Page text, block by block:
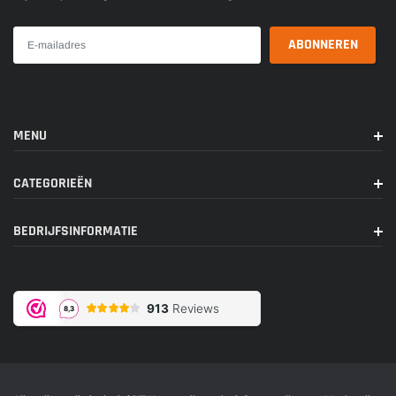
Modern en veilig design
Zowel binnen- als buitenshuis een groot genot
Met zijn 20 kilogram aan draagkracht, tijdloze en lichtgewichte design is dit
de perfecte schommel voor jou kleine ontdekker. De schommel is
MENU
CATEGORIEËN
BEDRIJFSINFORMATIE